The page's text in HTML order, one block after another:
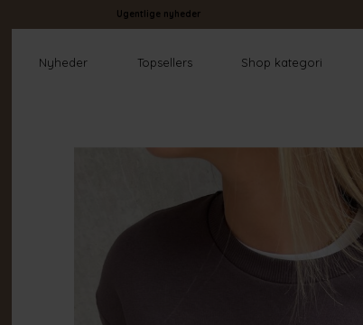
Ugentlige nyheder
Nyheder Topsellers Shop kategori